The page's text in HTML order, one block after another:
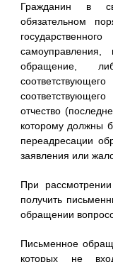
Гражданин в
обязательном
обращение,
отчество
которому должны
переадресации
заявления или
При
получить
обращении
Письменное
которых не